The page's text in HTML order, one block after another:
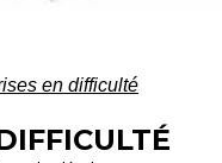
en difficulté